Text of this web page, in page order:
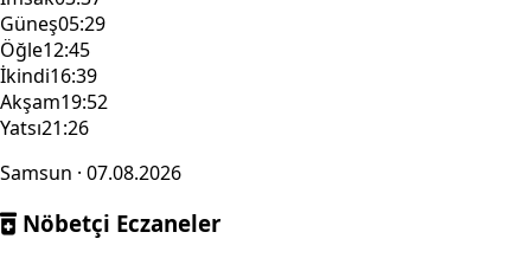
Güneş05:29
Öğle12:45
İkindi16:39
Akşam19:52
Yatsı21:26
Samsun · 07.08.2026
Nöbetçi Eczaneler